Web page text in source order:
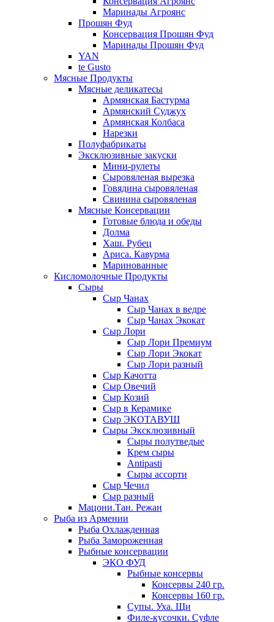
Маринады Агроянс
Прошян Фуд
Консервация Прошян Фуд
Маринады Прошян Фуд
YAN
te Gusto
Мясные Продукты
Мясные деликатесы
Армянская Бастурма
Армянский Суджух
Армянская Колбаса
Нарезки
Полуфабрикаты
Эксклюзивные закуски
Мини-рулеты
Сыровяленая вырезка
Говядина сыровяленая
Свинина сыровяленая
Мясные Консервации
Готовые блюда и обеды
Долма
Хаш. Рубец
Ариса. Кавурма
Маринованные
Кисломолочные Продукты
Сыры
Сыр Чанах
Сыр Чанах в ведре
Сыр Чанах Экокат
Сыр Лори
Сыр Лори Премиум
Сыр Лори Экокат
Сыр Лори разный
Сыр Качотта
Сыр Овечий
Сыр Козий
Сыр в Керамике
Сыр ЭКОТАВУШ
Сыры Эксклюзивный
Сыры полутведые
Крем сыры
Antipasti
Сыры ассорти
Сыр Чечил
Сыр разный
Мацони.Тан. Режан
Рыба из Армении
Рыба Охлажденная
Рыба Замороженная
Рыбные консервации
ЭКО ФУД
Рыбные консервы
Консервы 240 гр.
Консервы 160 гр.
Супы. Уха. Щи
Филе-кусочки. Суфле